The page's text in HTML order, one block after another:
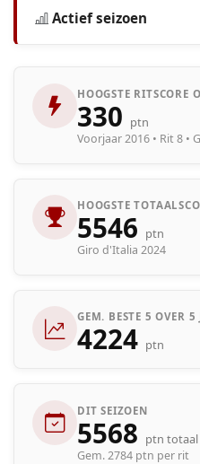
Actief seizoen
HOOGSTE RITSCORE
330 ptn
Voorjaar 2016 • Rit 8 •
HOOGSTE
5546 ptn
Giro d'Italia 2024
GEM. BESTE 5 OVER 5
4224 ptn
DIT SEIZOEN
5568 ptn totaal
Gem. 2784 ptn per rit